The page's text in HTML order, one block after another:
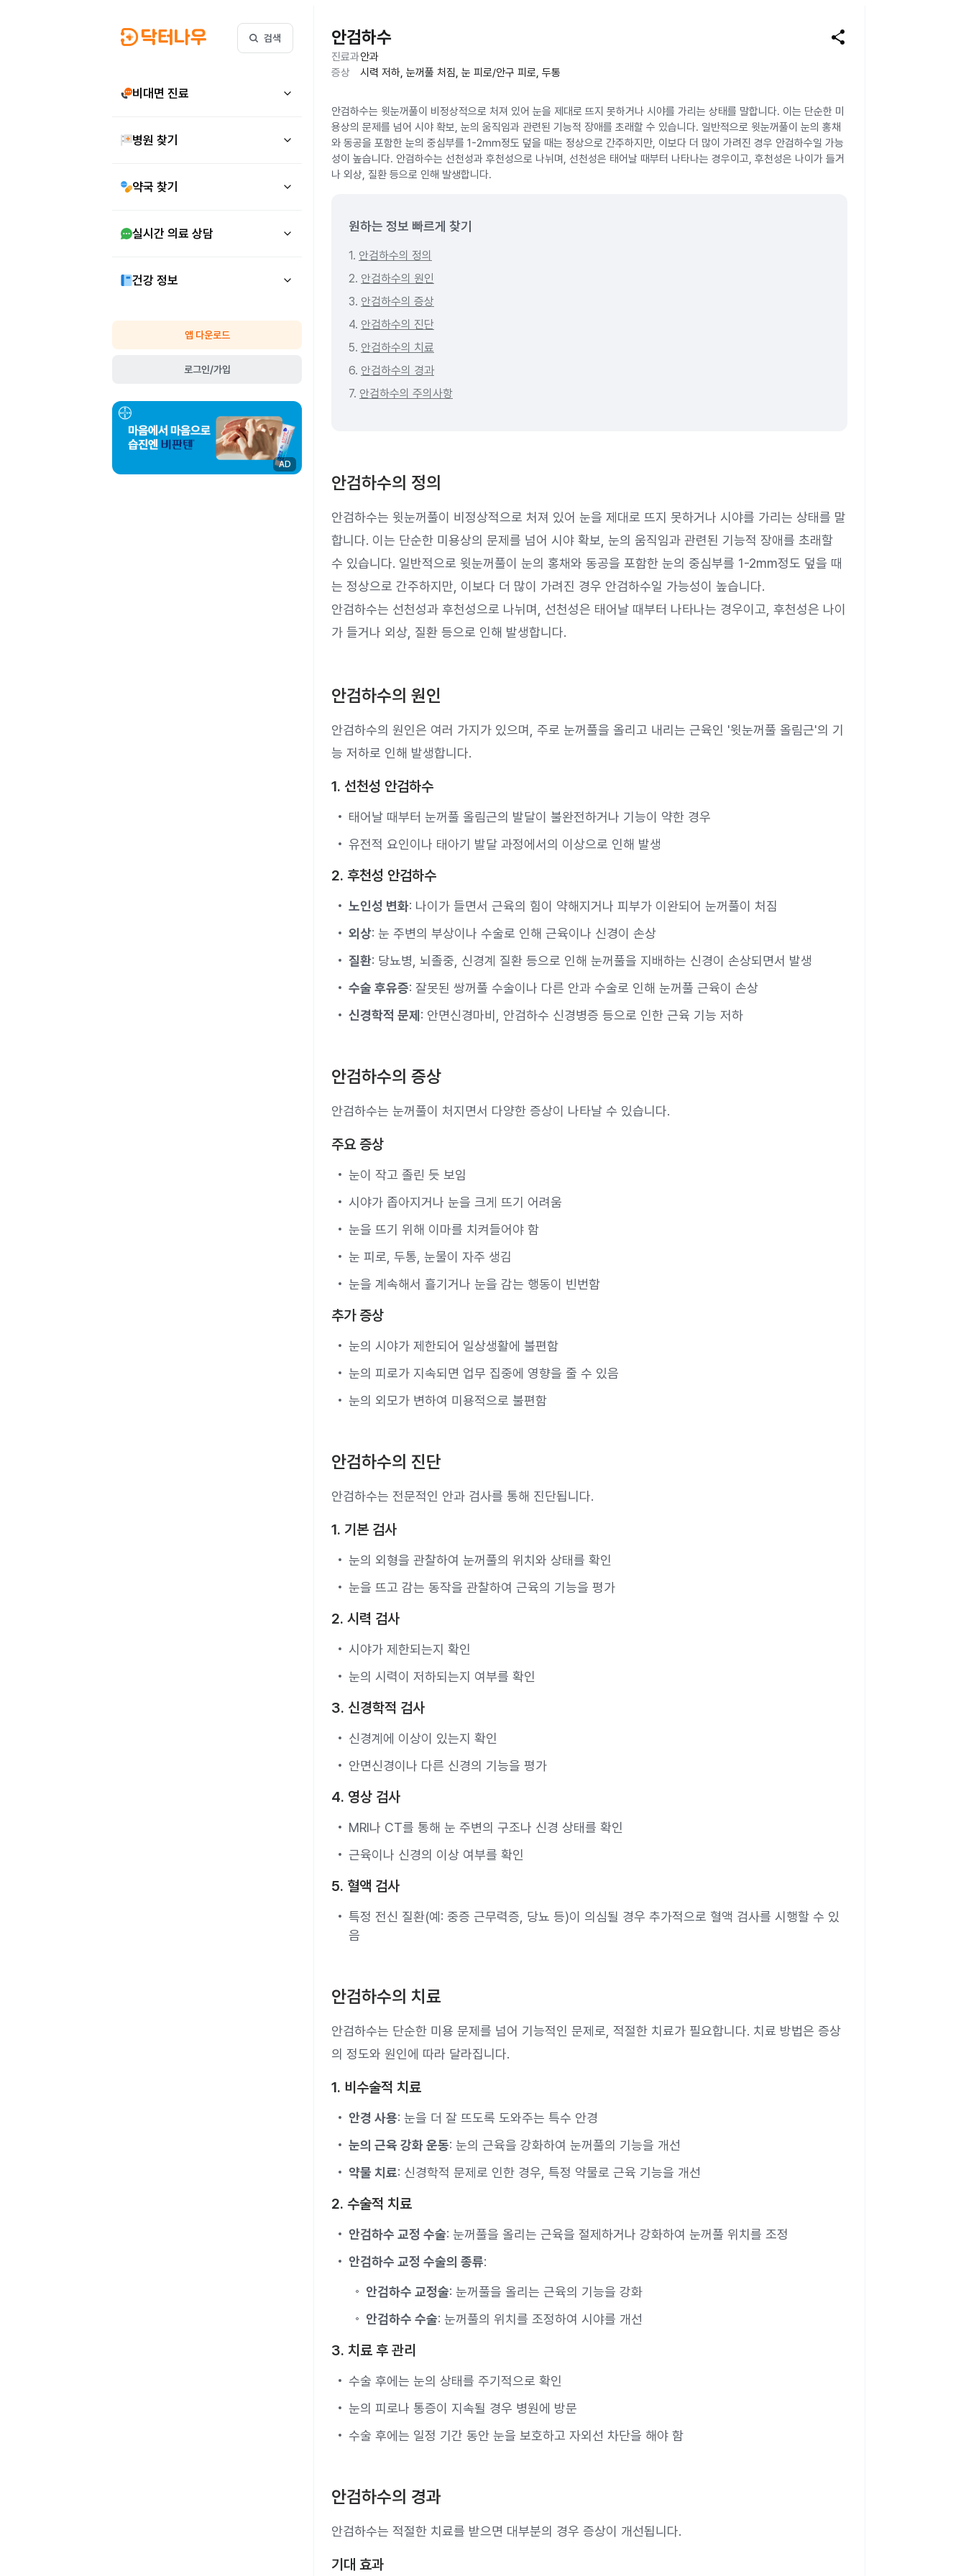
검색
비대면 진료
병원 찾기
약국 찾기
실시간 의료 상담
건강 정보
앱 다운로드
로그인/가입
AD
안검하수 share
진료과안과
증상
시력 저하, 눈꺼풀 처짐, 눈 피로/안구 피로, 두통
안검하수는 윗눈꺼풀이 비정상적으로 처져 있어 눈을 제대로 뜨지 못하거나 시야를 가리는 상태를 말합니다. 이는 단순한 미
용상의 문제를 넘어 시야 확보, 눈의 움직임과 관련된 기능적 장애를 초래할 수 있습니다. 일반적으로 윗눈꺼풀이 눈의 홍채
와 동공을 포함한 눈의 중심부를 1-2mm정도 덮을 때는 정상으로 간주하지만, 이보다 더 많이 가려진 경우 안검하수일 가능
성이 높습니다. 안검하수는 선천성과 후천성으로 나뉘며, 선천성은 태어날 때부터 나타나는 경우이고, 후천성은 나이가 들거
나 외상, 질환 등으로 인해 발생합니다.
원하는 정보 빠르게 찾기
1. 안검하수의 정의
2. 안검하수의 원인
3. 안검하수의 증상
4. 안검하수의 진단
5. 안검하수의 치료
6. 안검하수의 경과
7. 안검하수의 주의사항
안검하수의 정의
안검하수는 윗눈꺼풀이 비정상적으로 처져 있어 눈을 제대로 뜨지 못하거나 시야를 가리는 상태를 말
합니다. 이는 단순한 미용상의 문제를 넘어 시야 확보, 눈의 움직임과 관련된 기능적 장애를 초래할
수 있습니다. 일반적으로 윗눈꺼풀이 눈의 홍채와 동공을 포함한 눈의 중심부를 1-2mm정도 덮을 때
는 정상으로 간주하지만, 이보다 더 많이 가려진 경우 안검하수일 가능성이 높습니다.
안검하수는 선천성과 후천성으로 나뉘며, 선천성은 태어날 때부터 나타나는 경우이고, 후천성은 나이
가 들거나 외상, 질환 등으로 인해 발생합니다.
안검하수의 원인
안검하수의 원인은 여러 가지가 있으며, 주로 눈꺼풀을 올리고 내리는 근육인 '윗눈꺼풀 올림근'의 기
능 저하로 인해 발생합니다.
1. 선천성 안검하수
태어날 때부터 눈꺼풀 올림근의 발달이 불완전하거나 기능이 약한 경우
유전적 요인이나 태아기 발달 과정에서의 이상으로 인해 발생
2. 후천성 안검하수
노인성 변화: 나이가 들면서 근육의 힘이 약해지거나 피부가 이완되어 눈꺼풀이 처짐
외상: 눈 주변의 부상이나 수술로 인해 근육이나 신경이 손상
질환: 당뇨병, 뇌졸중, 신경계 질환 등으로 인해 눈꺼풀을 지배하는 신경이 손상되면서 발생
수술 후유증: 잘못된 쌍꺼풀 수술이나 다른 안과 수술로 인해 눈꺼풀 근육이 손상
신경학적 문제 : 안면신경마비, 안검하수 신경병증 등으로 인한 근육 기능 저하
안검하수의 증상
안검하수는 눈꺼풀이 처지면서 다양한 증상이 나타날 수 있습니다.
주요 증상
눈이 작고 졸린 듯 보임
시야가 좁아지거나 눈을 크게 뜨기 어려움
눈을 뜨기 위해 이마를 치켜들어야 함
눈 피로, 두통, 눈물이 자주 생김
눈을 계속해서 흘기거나 눈을 감는 행동이 빈번함
추가 증상
눈의 시야가 제한되어 일상생활에 불편함
눈의 피로가 지속되면 업무 집중에 영향을 줄 수 있음
눈의 외모가 변하여 미용적으로 불편함
안검하수의 진단
안검하수는 전문적인 안과 검사를 통해 진단됩니다.
1. 기본 검사
눈의 외형을 관찰하여 눈꺼풀의 위치와 상태를 확인
눈을 뜨고 감는 동작을 관찰하여 근육의 기능을 평가
2. 시력 검사
시야가 제한되는지 확인
눈의 시력이 저하되는지 여부를 확인
3. 신경학적 검사
신경계에 이상이 있는지 확인
안면신경이나 다른 신경의 기능을 평가
4. 영상 검사
MRI나 CT를 통해 눈 주변의 구조나 신경 상태를 확인
근육이나 신경의 이상 여부를 확인
5. 혈액 검사
특정 전신 질환(예: 중증 근무력증, 당뇨 등)이 의심될 경우 추가적으로 혈액 검사를 시행할 수 있
음
안검하수의 치료
안검하수는 단순한 미용 문제를 넘어 기능적인 문제로, 적절한 치료가 필요합니다. 치료 방법은 증상
의 정도와 원인에 따라 달라집니다.
1. 비수술적 치료
안경 사용: 눈을 더 잘 뜨도록 도와주는 특수 안경
눈의 근육 강화 운동: 눈의 근육을 강화하여 눈꺼풀의 기능을 개선
약물 치료: 신경학적 문제로 인한 경우, 특정 약물로 근육 기능을 개선
2. 수술적 치료
안검하수 교정 수술: 눈꺼풀을 올리는 근육을 절제하거나 강화하여 눈꺼풀 위치를 조정
안검하수 교정 수술의 종류:
안검하수 교정술: 눈꺼풀을 올리는 근육의 기능을 강화
안검하수 수술: 눈꺼풀의 위치를 조정하여 시야를 개선
3. 치료 후 관리
수술 후에는 눈의 상태를 주기적으로 확인
눈의 피로나 통증이 지속될 경우 병원에 방문
수술 후에는 일정 기간 동안 눈을 보호하고 자외선 차단을 해야 함
안검하수의 경과
안검하수는 적절한 치료를 받으면 대부분의 경우 증상이 개선됩니다.
기대 효과